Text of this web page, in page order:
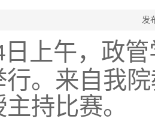
发
日上午，政
行。来自我
持比赛。